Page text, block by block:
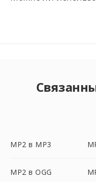
MP2 в MP3
MP2 в OGG